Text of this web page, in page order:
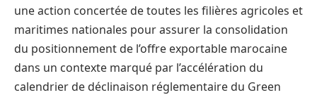
une action concertée de toutes les filières agricoles et
maritimes nationales pour assurer la consolidation
du positionnement de l’offre exportable marocaine
dans un contexte marqué par l’accélération du
calendrier de déclinaison réglementaire du Green